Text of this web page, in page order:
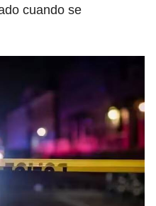
cuando se